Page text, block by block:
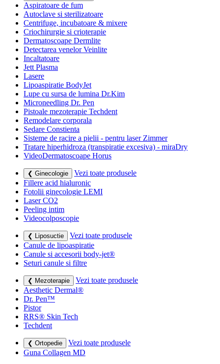
Aspiratoare de fum
Autoclave si sterilizatoare
Centrifuge, incubatoare & mixere
Criochirurgie si crioterapie
Dermatoscoape Dermlite
Detectarea venelor Veinlite
Incaltatoare
Jett Plasma
Lasere
Lipoaspiratie BodyJet
Lupe cu sursa de lumina Dr.Kim
Microneedling Dr. Pen
Pistoale mezoterapie Techdent
Remodelare corporala
Sedare Constienta
Sisteme de racire a pielii - pentru laser Zimmer
Tratare hiperhidroza (transpiratie excesiva) - miraDry
VideoDermatoscoape Horus
❮ Ginecologie
Vezi toate produsele
Fillere acid hialuronic
Fotolii ginecologie LEMI
Laser CO2
Peeling intim
Videocolposcopie
❮ Liposuctie
Vezi toate produsele
Canule de lipoaspiratie
Canule si accesorii body-jet®
Seturi canule si filtre
❮ Mezoterapie
Vezi toate produsele
Aesthetic Dermal®
Dr. Pen™
Pistor
RRS® Skin Tech
Techdent
❮ Ortopedie
Vezi toate produsele
Guna Collagen MD